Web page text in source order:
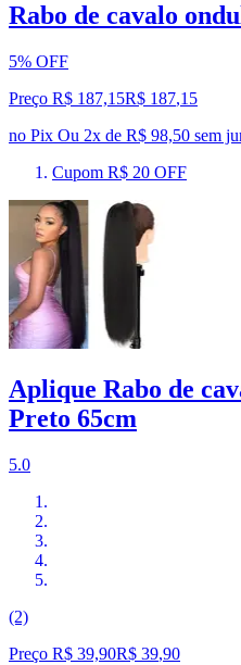
Rabo de cavalo
5% OFF
Preço R$ 187,15R$ 187,15
no Pix Ou 2x de R$ 98,50 sem
Cupom R$ 20 OFF
Aplique Rabo de
Preto 65cm
5.0
(2)
Preço R$ 39,90R$ 39,90